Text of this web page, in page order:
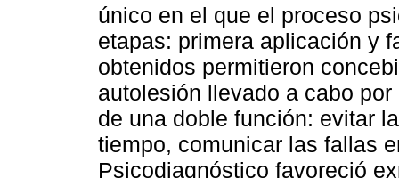
único en el que el proceso
etapas: primera aplicación y
obtenidos permitieron
autolesión llevado a cabo
de una doble función: evitar
tiempo, comunicar las fallas
Psicodiagnóstico favoreció